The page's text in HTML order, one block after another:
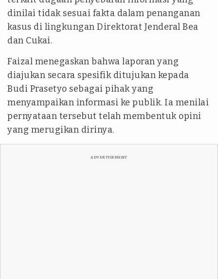
dinilai tidak sesuai fakta dalam penanganan
kasus di lingkungan Direktorat Jenderal Bea
dan Cukai.
Faizal menegaskan bahwa laporan yang
diajukan secara spesifik ditujukan kepada
Budi Prasetyo sebagai pihak yang
menyampaikan informasi ke publik. Ia menilai
pernyataan tersebut telah membentuk opini
yang merugikan dirinya.
ADVERTISEMENT